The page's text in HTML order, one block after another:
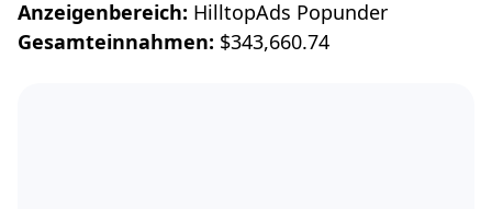
Anzeigenbereich: HilltopAds Popunder
Gesamteinnahmen: $343,660.74